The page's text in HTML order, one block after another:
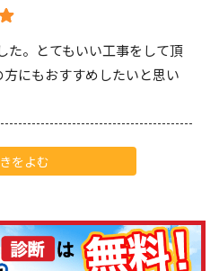
た。とてもいい工事をして頂
にもおすすめしたいと思い
いただき誠にありがとうござ
をよむ